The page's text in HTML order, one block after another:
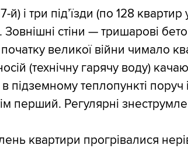
й) і три під’їзди (по 128
стіни — тришарові
великої війни чимало
(технічну гарячу воду)
теплопункті поруч
перший. Регулярні
квартири прогрівалися